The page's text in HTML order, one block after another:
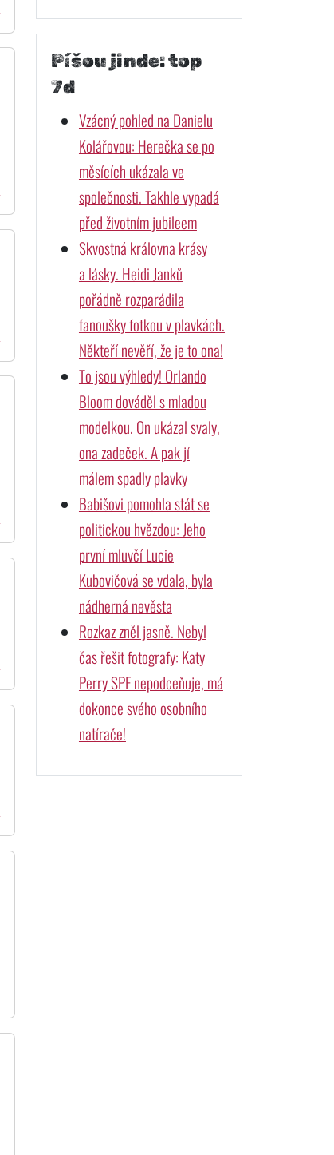
Píšou jinde: top
7d
Vzácný pohled na Danielu
Kolářovou: Herečka se po
měsících ukázala ve
společnosti. Takhle vypadá
před životním jubileem
Skvostná královna krásy
a lásky. Heidi Janků
pořádně rozparádila
fanoušky fotkou v plavkách.
Někteří nevěří, že je to ona!
To jsou výhledy! Orlando
Bloom dováděl s mladou
modelkou. On ukázal svaly,
ona zadeček. A pak jí
málem spadly plavky
Babišovi pomohla stát se
politickou hvězdou: Jeho
první mluvčí Lucie
Kubovičová se vdala, byla
nádherná nevěsta
Rozkaz zněl jasně. Nebyl
čas řešit fotografy: Katy
Perry SPF nepodceňuje, má
dokonce svého osobního
natírače!